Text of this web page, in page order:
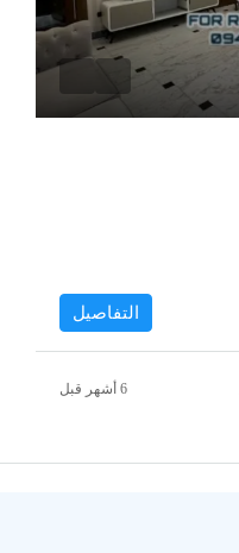
التفاصيل